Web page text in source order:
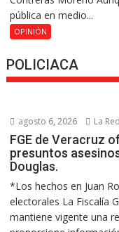
pública en medio...
OPINIÓN
POLICIACA
agosto 6, 2026 La
FGE de Veracruz
presuntos
Douglas.
*Los hechos en Juan
electorales La Fiscalía
mantiene vigente una